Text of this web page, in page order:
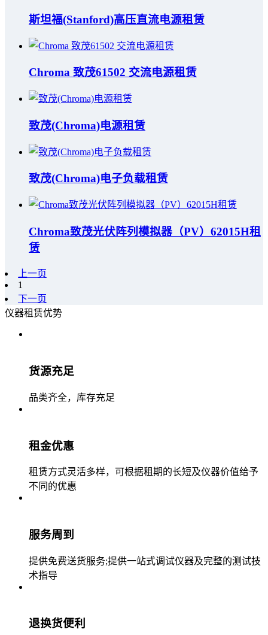
斯坦福(Stanford)高压直流电源租赁
Chroma 致茂61502 交流电源租赁
致茂(Chroma)电源租赁
致茂(Chroma)电子负载租赁
Chroma致茂光伏阵列模拟器（PV）62015H租
赁
上一页
1
下一页
仪器租赁优势
货源充足
品类齐全，库存充足
租金优惠
租赁方式灵活多样，可根据租期的长短及仪器价值给予
不同的优惠
服务周到
提供免费送货服务;提供一站式调试仪器及完整的测试技
术指导
退换货便利